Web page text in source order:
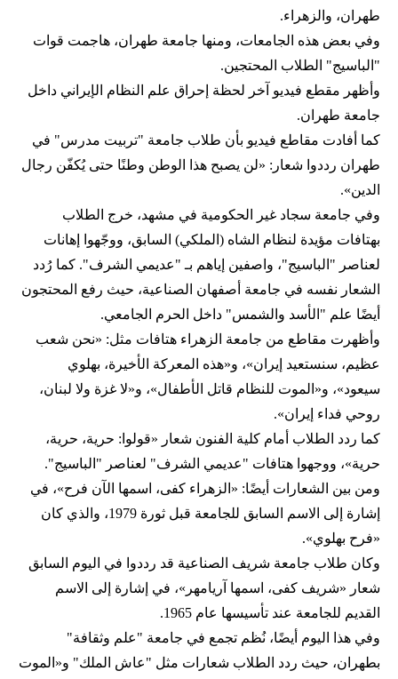
طهران، والزهراء.
وفي بعض هذه الجامعات، ومنها جامعة طهران، هاجمت قوات
"الباسيج" الطلاب المحتجين.
وأظهر مقطع فيديو آخر لحظة إحراق علم النظام الإيراني داخل
جامعة طهران.
كما أفادت مقاطع فيديو بأن طلاب جامعة "تربيت مدرس" في
طهران رددوا شعار: «لن يصبح هذا الوطن وطنًا حتى يُكفّن رجال
الدين».
وفي جامعة سجاد غير الحكومية في مشهد، خرج الطلاب
بهتافات مؤيدة لنظام الشاه (الملكي) السابق، ووجّهوا إهانات
لعناصر "الباسيج"، واصفين إياهم بـ "عديمي الشرف". كما رُدد
الشعار نفسه في جامعة أصفهان الصناعية، حيث رفع المحتجون
أيضًا علم "الأسد والشمس" داخل الحرم الجامعي.
وأظهرت مقاطع من جامعة الزهراء هتافات مثل: «نحن شعب
عظيم، سنستعيد إيران»، و«هذه المعركة الأخيرة، بهلوي
سيعود»، و«الموت للنظام قاتل الأطفال»، و«لا غزة ولا لبنان،
روحي فداء إيران».
كما ردد الطلاب أمام كلية الفنون شعار «قولوا: حرية، حرية،
حرية»، ووجهوا هتافات "عديمي الشرف" لعناصر "الباسيج".
ومن بين الشعارات أيضًا: «الزهراء كفى، اسمها الآن فرح»، في
إشارة إلى الاسم السابق للجامعة قبل ثورة 1979، والذي كان
«فرح بهلوي».
وكان طلاب جامعة شريف الصناعية قد رددوا في اليوم السابق
شعار «شريف كفى، اسمها آريامهر»، في إشارة إلى الاسم
القديم للجامعة عند تأسيسها عام 1965.
وفي هذا اليوم أيضًا، نُظم تجمع في جامعة "علم وثقافة"
بطهران، حيث ردد الطلاب شعارات مثل "عاش الملك" و«الموت